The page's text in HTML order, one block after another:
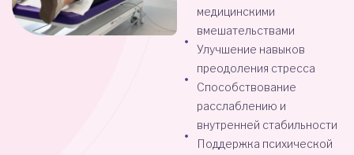
медицинскими
вмешательствами
Улучшение навыков
преодоления стресса
Способствование
расслаблению и
внутренней стабильности
Поддержка психической